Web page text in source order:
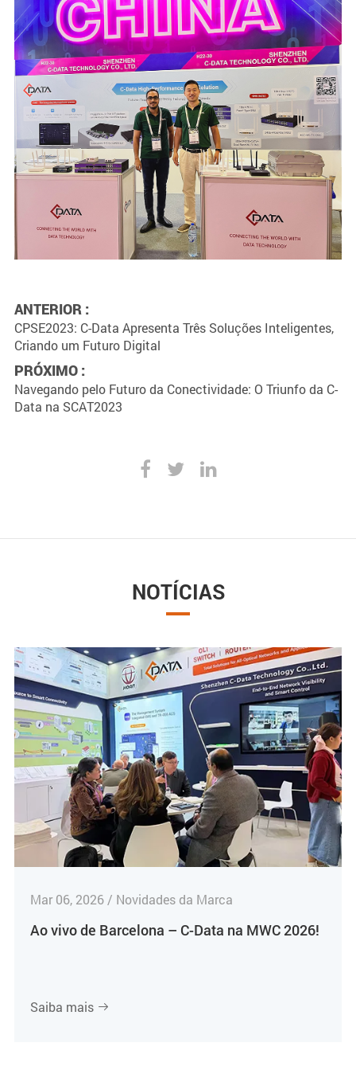
ANTERIOR :
CPSE2023: C-Data Apresenta Três Soluções Inteligentes,
Criando um Futuro Digital
PRÓXIMO :
Navegando pelo Futuro da Conectividade: O Triunfo da C-
Data na SCAT2023
NOTÍCIAS
Mar 06, 2026 / Novidades da Marca
Ao vivo de Barcelona – C-Data na MWC 2026!
Saiba mais 